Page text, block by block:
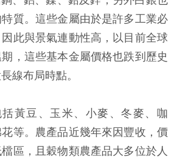
質。這些金屬由於是許多工業必
此與景氣連動性高，以目前全球
，這些基本金屬價格也跌到歷史
線布局時點。
黃豆、玉米、小麥、冬麥、咖
等。農產品近幾年來因豐收，價
區，且穀物類農產品大多位於人